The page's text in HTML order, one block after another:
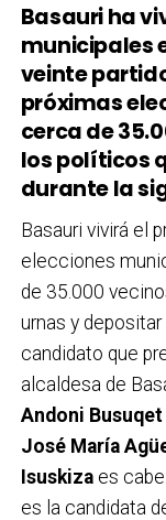
Basauri ha
municipales
veinte
próximas
cerca de
los políticos
durante la
Basauri vivirá el
elecciones
de 35.000
urnas y
candidato que
alcaldesa de
Andoni Busuqet
José María
Isuskizaes
es la candidata